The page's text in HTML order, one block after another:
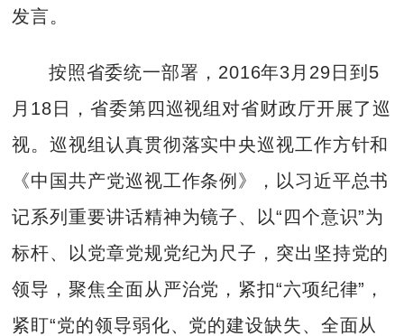
发言。
按照省委统一部署，2016年3月29日到5
月18日，省委第四巡视组对省财政厅开展了巡
视。巡视组认真贯彻落实中央巡视工作方针和
《中国共产党巡视工作条例》，以习近平总书
记系列重要讲话精神为镜子、以“四个意识”为
标杆、以党章党规党纪为尺子，突出坚持党的
领导，聚焦全面从严治党，紧扣“六项纪律”，
紧盯“党的领导弱化、党的建设缺失、全面从